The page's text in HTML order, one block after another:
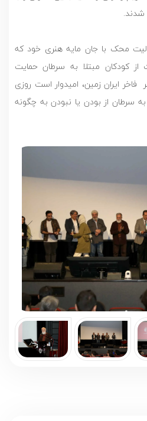
شدند.
33 سال فعالیت محک با جان مایه هنری خود که
از کودکان مبتلا به سرطان حمایت
ایران زمین، امیدوار است روزی
سرطان از بودن یا نبودن به چگونه